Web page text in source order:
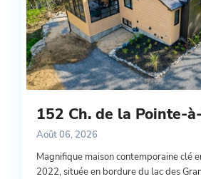
152 Ch. de la Pointe-
Août 06, 2026
Magnifique maison contemporaine clé
2022, située en bordure du lac des